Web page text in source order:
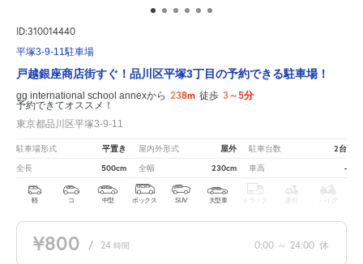
ID:310014440
平塚3-9-11駐車場
戸越銀座商店街すぐ！品川区平塚3丁目の予約できる駐車場！
gg international school annexから 238m 徒歩 3～5分
予約できてオススメ！
東京都品川区平塚3-9-11
駐車場形式 平置き 屋内外形式 屋外 駐車台数 2台
全長 500cm 全幅 230cm 車高 -
軽 コ 中型 ボックス SUV 大型車 トラック 原付 バイク
¥800 / 24 時間 0:00 ～ 24:00 休